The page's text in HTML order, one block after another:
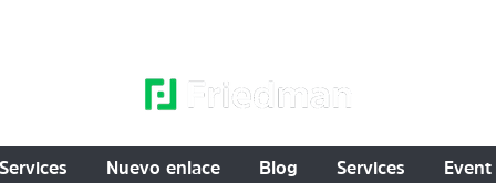
Services Nuevo enlace Blog Services